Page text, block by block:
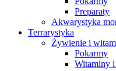
Preparaty
Akwarystyka
Terrarystyka
Żywienie i
Pokarmy
Witaminy